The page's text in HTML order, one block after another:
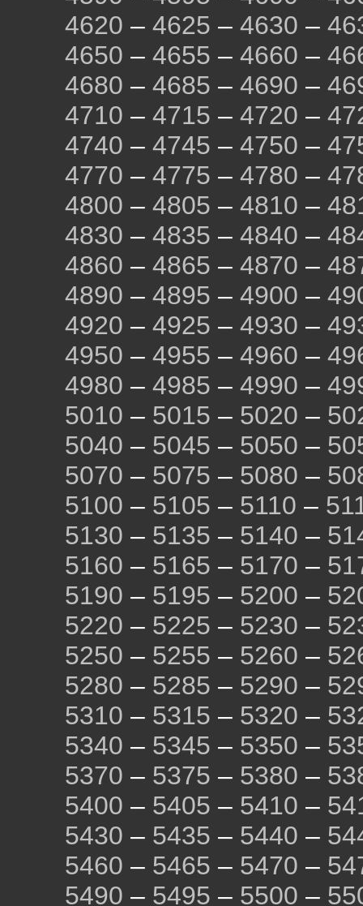
4620 – 4625 – 4630 –
4650 – 4655 – 4660 –
4680 – 4685 – 4690 –
4710 – 4715 – 4720 –
4740 – 4745 – 4750 –
4770 – 4775 – 4780 –
4800 – 4805 – 4810 –
4830 – 4835 – 4840 –
4860 – 4865 – 4870 –
4890 – 4895 – 4900 –
4920 – 4925 – 4930 –
4950 – 4955 – 4960 –
4980 – 4985 – 4990 –
5010 – 5015 – 5020 –
5040 – 5045 – 5050 –
5070 – 5075 – 5080 –
5100 – 5105 – 5110 –
5130 – 5135 – 5140 –
5160 – 5165 – 5170 –
5190 – 5195 – 5200 –
5220 – 5225 – 5230 –
5250 – 5255 – 5260 –
5280 – 5285 – 5290 –
5310 – 5315 – 5320 –
5340 – 5345 – 5350 –
5370 – 5375 – 5380 –
5400 – 5405 – 5410 –
5430 – 5435 – 5440 –
5460 – 5465 – 5470 –
5490 – 5495 – 5500 –